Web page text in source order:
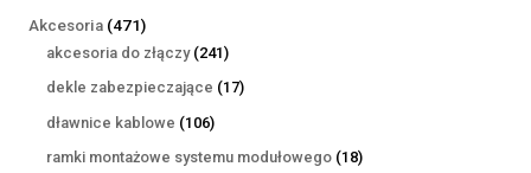
Akcesoria 471471
produktów
akcesoria do złączy 241241
produktów
dekle zabezpieczające 1717
dławnice kablowe 106106
produktów
ramki montażowe systemu modułowego 1818